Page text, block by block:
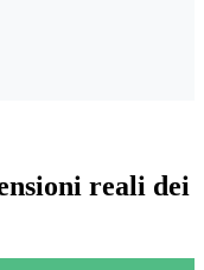
reali dei